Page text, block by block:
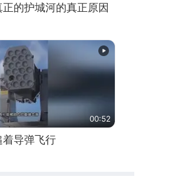
的护城河的真正原因
00:52
导弹飞行